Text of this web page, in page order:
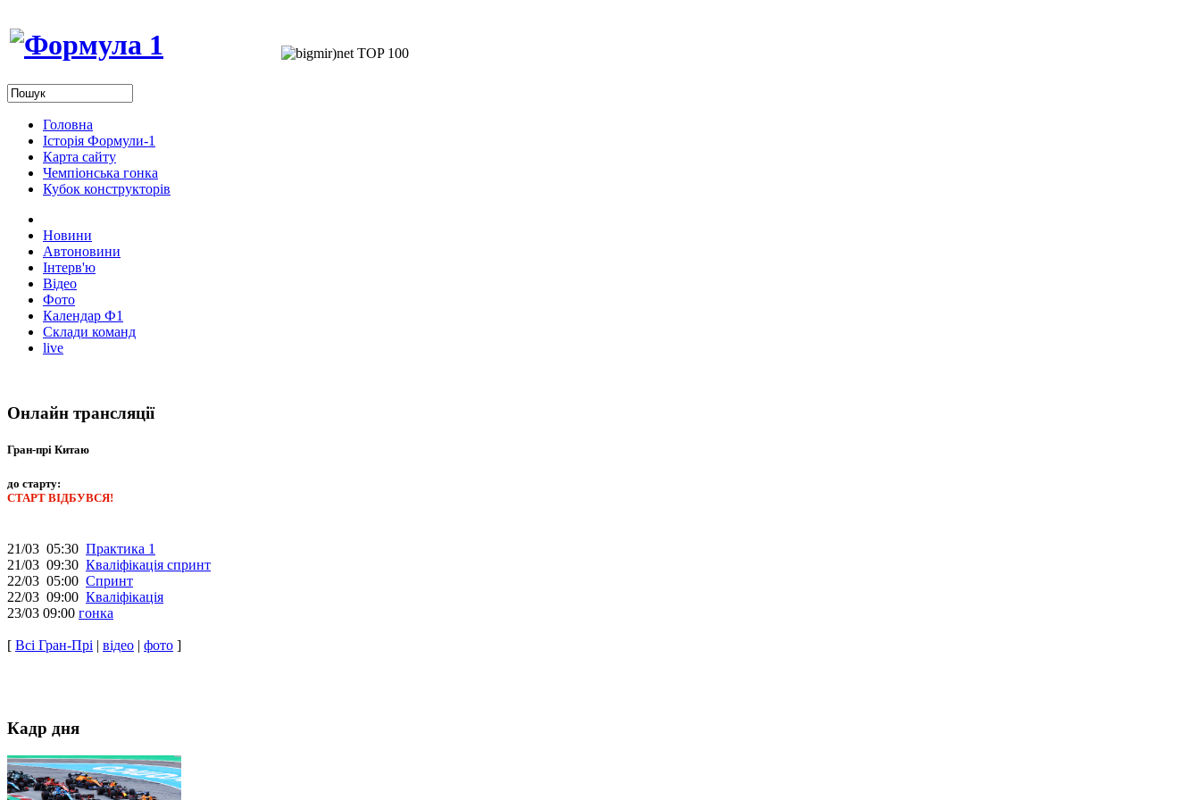
Головна
Історія Формули-1
Карта сайту
Чемпіонська гонка
Кубок конструкторів
Новини
Автоновини
Інтерв'ю
Відео
Фото
Календар Ф1
Склади команд
live
Онлайн трансляції
Гран-прі Китаю
до старту:
СТАРТ ВІДБУВСЯ!
21/03 05:30 Практика 1
21/03 09:30 Кваліфікація спринт
22/03 05:00 Спринт
22/03 09:00 Кваліфікація
23/03 09:00 гонка
[ Всі Гран-Прі | відео | фото ]
Кадр дня